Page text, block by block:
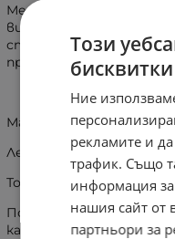
Метален протектор
висококачествен
стъкло,
предпазва от прах и
Материал на продукта:
Лесен монтаж и
Точно и прецизно
Подходящи за калъфи,
калъфи ще паснат и ще
Този
бисквитки
Ние
рекламите и
трафик. Също
информация
нашия сайт от
партньори за